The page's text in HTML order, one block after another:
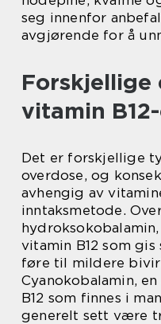
seg innenfor
avgjørende for å
Forskjellige
vitamin
Det er forskjellige
overdose, og
avhengig av
inntaksmetode.
vitamin B12 som
føre til mildere
Cyanokobalamin,
B12 som finnes i
generelt sett være